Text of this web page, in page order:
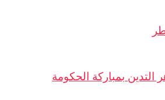
بمباركة الحكومة